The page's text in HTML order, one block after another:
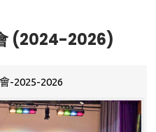
(2024-2026)
-2025-2026